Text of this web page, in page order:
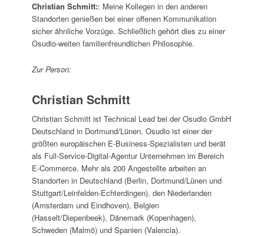
Christian Schmitt:: Meine Kollegen in den anderen
Standorten genießen bei einer offenen Kommunikation
sicher ähnliche Vorzüge. Schließlich gehört dies zu einer
Osudio-weiten familienfreundlichen Philosophie.
Zur Person:
Christian Schmitt
Christian Schmitt ist Technical Lead bei der Osudio GmbH
Deutschland in Dortmund/Lünen. Osudio ist einer der
größten europäischen E-Business-Spezialisten und berät
als Full-Service-Digital-Agentur Unternehmen im Bereich
E-Commerce. Mehr als 200 Angestellte arbeiten an
Standorten in Deutschland (Berlin, Dortmund/Lünen und
Stuttgart/Leinfelden-Echterdingen), den Niederlanden
(Amsterdam und Eindhoven), Belgien
(Hasselt/Diepenbeek), Dänemark (Kopenhagen),
Schweden (Malmö) und Spanien (Valencia).